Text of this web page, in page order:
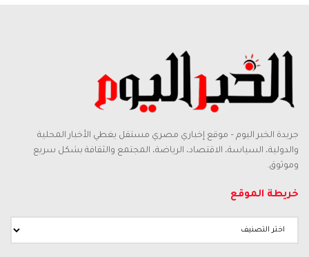
جريدة الخبر اليوم – موقع إخباري مصري مستقل يغطي الأخبار المحلية
والدولية، السياسة، الاقتصاد، الرياضة، المجتمع والثقافة بشكل سريع
وموثوق.
خريطة الموقع